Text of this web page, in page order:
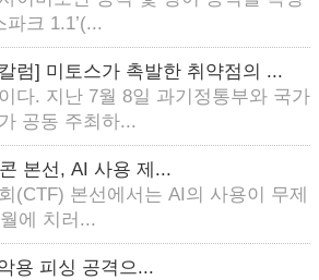
크 1.1’(...
럼] 미토스가 촉발한 취약점의 ...
다. 지난 7월 8일 과기정통부와 국가
공동 주최하...
본선, AI 사용 제...
(CTF) 본선에서는 AI의 사용이 무제
에 치러...
용 피싱 공격으...